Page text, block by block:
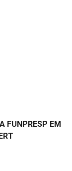
FUNPRESP EM